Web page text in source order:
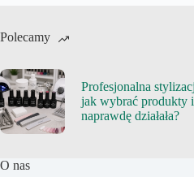
Polecamy
Profesjonalna
jak wybrać produkty i
naprawdę działała?
O nas